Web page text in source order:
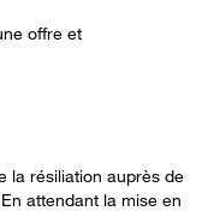
offre et
la résiliation auprès de
attendant la mise en